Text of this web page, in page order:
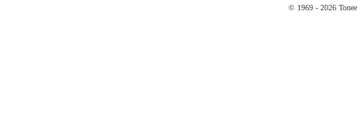
© 1969 - 2026